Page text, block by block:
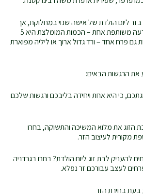
ליום הולדת של אישה שנוי במחלוקת, אך
לרוב המומחים בתחום דעה משותפת אחת – הכמות המומלצת היא 5
גם פרח אחד – ורד גדול ארוך או ליליה מפוארת
את הרגשות הבאים:
כי היא אחת ויחידה בליבכם ורגשות שלכם
הזוג את מלוא המשיכה והתשוקה, בחרו
מקורית לעיצוב הזר.
להעניק לבת זוג ליום הולדת? בחרו בגרדניה
לעצב עבורכם זר נפלא.
בעת בחירת הזר